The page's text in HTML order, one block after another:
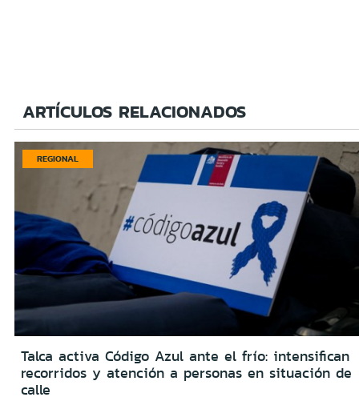
ARTÍCULOS RELACIONADOS
REGIONAL
Talca activa Código Azul ante el frío: intensifican
recorridos y atención a personas en situación de
calle